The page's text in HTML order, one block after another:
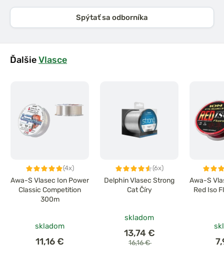
Spýtať sa odborníka
ĎalšieVlasce
(4x)
Awa-S Vlasec Ion Power
Classic Competition
300m
skladom
11,16 €
(6x)
Delphin Vlasec Strong
Cat Číry
skladom
13,74 €
16,16 €
Awa-S
Red Iso